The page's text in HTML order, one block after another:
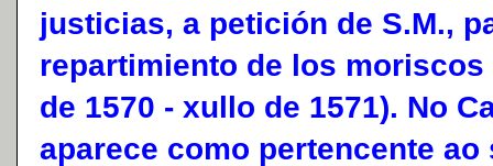
justicias, a petición de S.M.,
repartimiento de los moriscos
de 1570 - xullo de 1571). No
aparece como pertencente ao